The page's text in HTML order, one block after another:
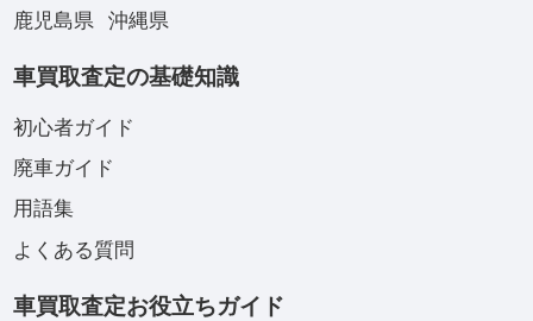
鹿児島県
沖縄県
車買取査定の基礎知識
初心者ガイド
廃車ガイド
用語集
よくある質問
車買取査定お役立ちガイド